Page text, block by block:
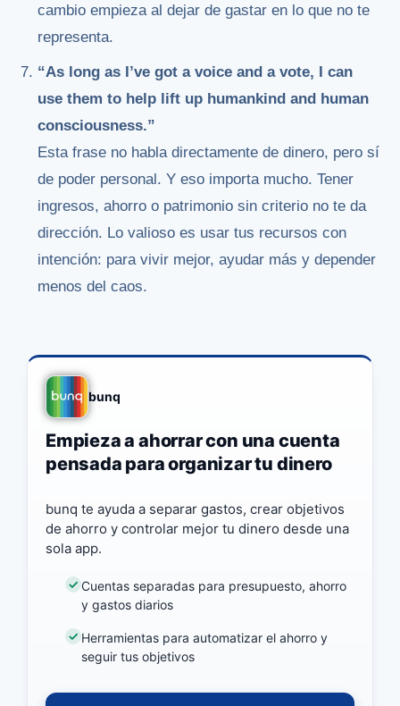
cambio empieza al dejar de gastar en lo que no te
representa.
“As long as I’ve got a voice and a vote, I can
use them to help lift up humankind and human
consciousness.”
Esta frase no habla directamente de dinero, pero sí
de poder personal. Y eso importa mucho. Tener
ingresos, ahorro o patrimonio sin criterio no te da
dirección. Lo valioso es usar tus recursos con
intención: para vivir mejor, ayudar más y depender
menos del caos.
bunq
Empieza a ahorrar con una cuenta
pensada para organizar tu dinero
bunq te ayuda a separar gastos, crear objetivos
de ahorro y controlar mejor tu dinero desde una
sola app.
Cuentas separadas para presupuesto, ahorro
y gastos diarios
Herramientas para automatizar el ahorro y
seguir tus objetivos